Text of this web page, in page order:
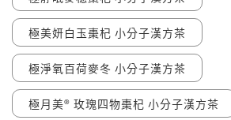
極美妍白玉棗杞 小分子漢方茶
極淨氧百荷麥冬 小分子漢方茶
極月美® 玫瑰四物棗杞 小分子漢方茶